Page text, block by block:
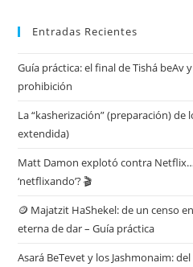
Entradas Recientes
Guía práctica: el final de Tishá beAv
prohibición
La “kasherización” (preparación)
extendida)
Matt Damon explotó contra
‘netflixando’? 🎬
🪙 Majatzit HaShekel: de un censo
eterna de dar – Guía práctica
Asará BeTevet y los Jashmonaim: